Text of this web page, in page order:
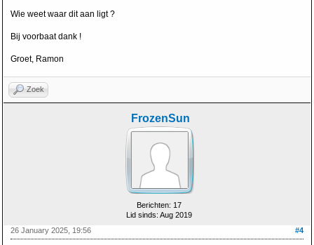
Wie weet waar dit aan ligt ?
Bij voorbaat dank !
Groet, Ramon
Zoek
FrozenSun
Berichten: 17
Lid sinds: Aug 2019
#4
26 January 2025, 19:56